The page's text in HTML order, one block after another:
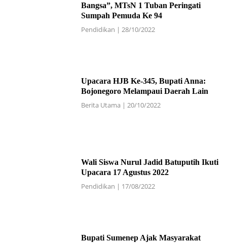
Bangsa”, MTsN 1 Tuban Peringati
Sumpah Pemuda Ke 94
Pendidikan | 28/10/2022
Upacara HJB Ke-345, Bupati Anna:
Bojonegoro Melampaui Daerah Lain
Berita Utama | 20/10/2022
Wali Siswa Nurul Jadid Batuputih Ikuti
Upacara 17 Agustus 2022
Pendidikan | 17/08/2022
Bupati Sumenep Ajak Masyarakat